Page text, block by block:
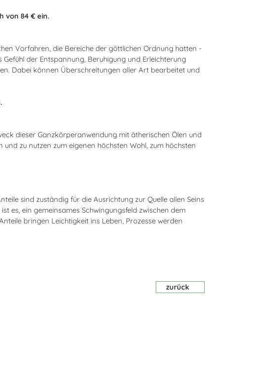
von 84 € ein.
Vorfahren, die Bereiche der göttlichen Ordnung hatten -
der Entspannung, Beruhigung und Erleichterung
Dabei können Überschreitungen aller Art bearbeitet und
dieser Ganzkörperanwendung mit ätherischen Ölen und
zu nutzen zum eigenen höchsten Wohl, zum höchsten
sind zuständig für die Ausrichtung zur Quelle allen Seins
es, ein gemeinsames Schwingungsfeld zwischen dem
bringen Leichtigkeit ins Leben, Prozesse werden
zurück